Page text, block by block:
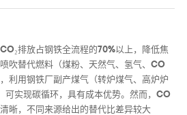
排放占钢铁全流程的70%以上，降低焦
吹替代燃料（煤粉、天然气、氢气、CO
利用钢铁厂副产煤气（转炉煤气、高炉炉
可实现碳循环，具有成本优势。然而，CO
晰，不同来源给出的替代比差异较大